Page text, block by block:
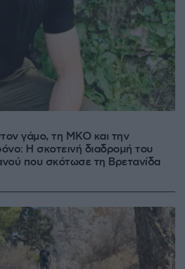
γάμο, τη ΜΚΟ και την
Η σκοτεινή διαδρομή του
που σκότωσε τη Βρετανίδα